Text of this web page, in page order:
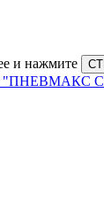
и нажмите